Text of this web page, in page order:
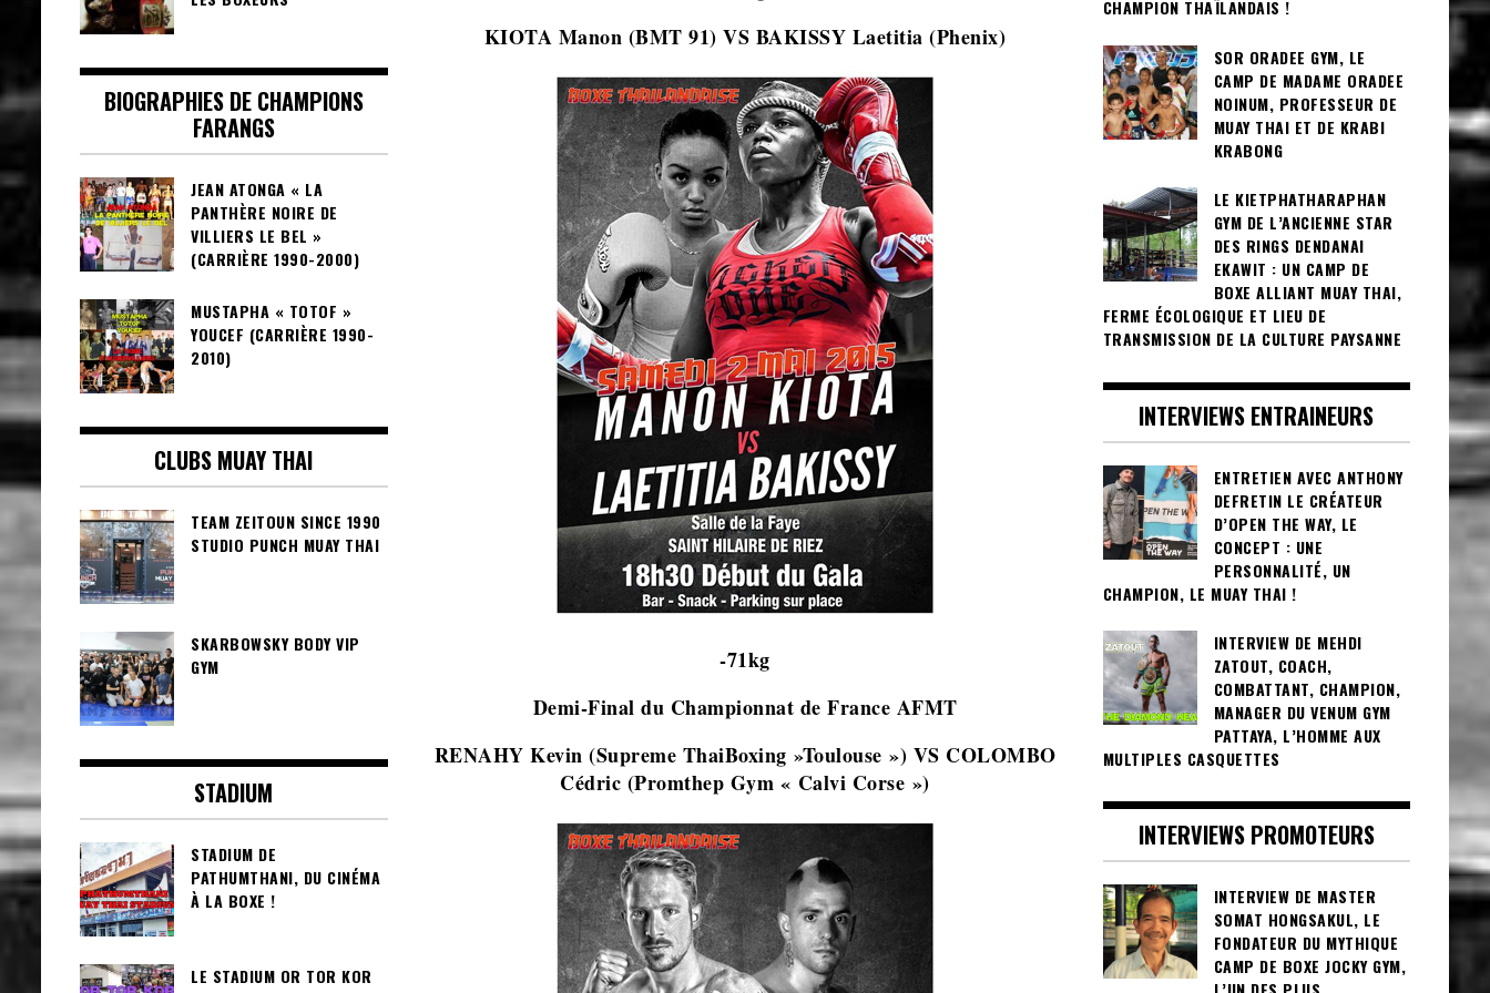
KIOTA Manon (BMT 91) VS BAKISSY Laetitia (Phenix)
-71kg
Demi-Final du Championnat de France AFMT
RENAHY Kevin (Supreme ThaiBoxing »Toulouse ») VS COLOMBO
Cédric (Promthep Gym « Calvi Corse »)
BIOGRAPHIES DE CHAMPIONS
FARANGS
JEAN ATONGA « LA
PANTHÈRE NOIRE DE
VILLIERS LE BEL »
(CARRIÈRE 1990-2000)
MUSTAPHA « TOTOF »
YOUCEF (CARRIÈRE 1990-
2010)
CLUBS MUAY THAI
TEAM ZEITOUN SINCE 1990
STUDIO PUNCH MUAY THAI
SKARBOWSKY BODY VIP
GYM
STADIUM
STADIUM DE
PATHUMTHANI, DU CINÉMA
À LA BOXE !
LE STADIUM OR TOR KOR
CHAMPION THAÏLANDAIS !
SOR ORADEE GYM, LE
CAMP DE MADAME ORADEE
NOINUM, PROFESSEUR DE
MUAY THAI ET DE KRABI
KRABONG
LE KIETPHATHARAPHAN
GYM DE L’ANCIENNE STAR
DES RINGS DENDANAI
EKAWIT : UN CAMP DE
BOXE ALLIANT MUAY THAI,
FERME ÉCOLOGIQUE ET LIEU DE
TRANSMISSION DE LA CULTURE PAYSANNE
INTERVIEWS ENTRAINEURS
ENTRETIEN AVEC ANTHONY
DEFRETIN LE CRÉATEUR
D’OPEN THE WAY, LE
CONCEPT : UNE
PERSONNALITÉ, UN
CHAMPION, LE MUAY THAI !
INTERVIEW DE MEHDI
ZATOUT, COACH,
COMBATTANT, CHAMPION,
MANAGER DU VENUM GYM
PATTAYA, L’HOMME AUX
MULTIPLES CASQUETTES
INTERVIEWS PROMOTEURS
INTERVIEW DE MASTER
SOMAT HONGSAKUL, LE
FONDATEUR DU MYTHIQUE
CAMP DE BOXE JOCKY GYM,